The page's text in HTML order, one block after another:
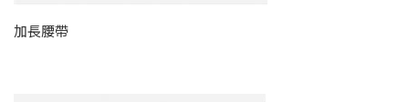
加長腰帶